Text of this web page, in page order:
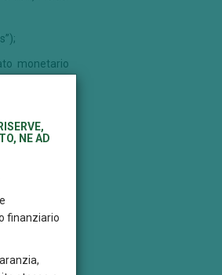
monetario
di tipo
di
della
di
monetari,
NE AD
finanziario